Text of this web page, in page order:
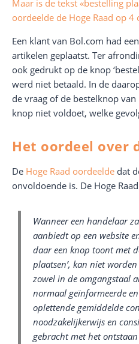
Maar is de tekst «bestelling
oordeelde de Hoge Raad op
Een klant van Bol.com had
artikelen geplaatst. Ter
ook gedrukt op de knop
werd niet betaald. In de
de vraag of de bestelknop
knop niet voldoet, welke
Het oordeel over
De Hoge Raad oordeelde dat
onvoldoende is. De Hoge
Wanneer een handelaar
aanbiedt op een website
daar een knop toont met
plaatsen’, kan niet
zowel in de omgangstaal
normaal geïnformeerde
oplettende gemiddelde
noodzakelijkerwijs en
gebracht met het ontstaan